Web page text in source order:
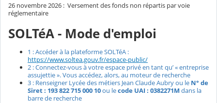
26 novembre 2026 : Versement des fonds non répartis par voie
réglementaire
SOLTéA - Mode d'emploi
1 : Accéder à la plateforme SOLTéA :
https://www.soltea.gouv.fr/espace-public/
2 : Connectez-vous à votre espace privé en tant qu’ « entreprise
assujettie ». Vous accédez, alors, au moteur de recherche
3 : Renseigner Lycée des métiers Jean Claude Aubry ou le N° de
Siret : 193 822 715 000 10ou lecode UAI : 0382271M dans la
barre de recherche